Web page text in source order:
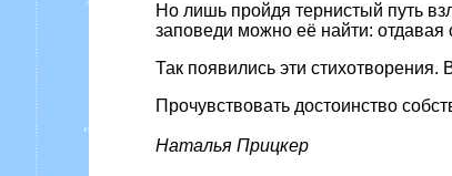
Но лишь пройдя тернистый путь
заповеди можно её найти: отдавая
Так появились эти
Прочувствовать достоинство
Наталья Прицкер